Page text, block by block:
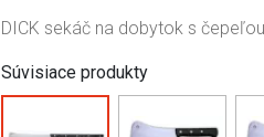
DICK sekáč na dobytok s
Súvisiace produkty